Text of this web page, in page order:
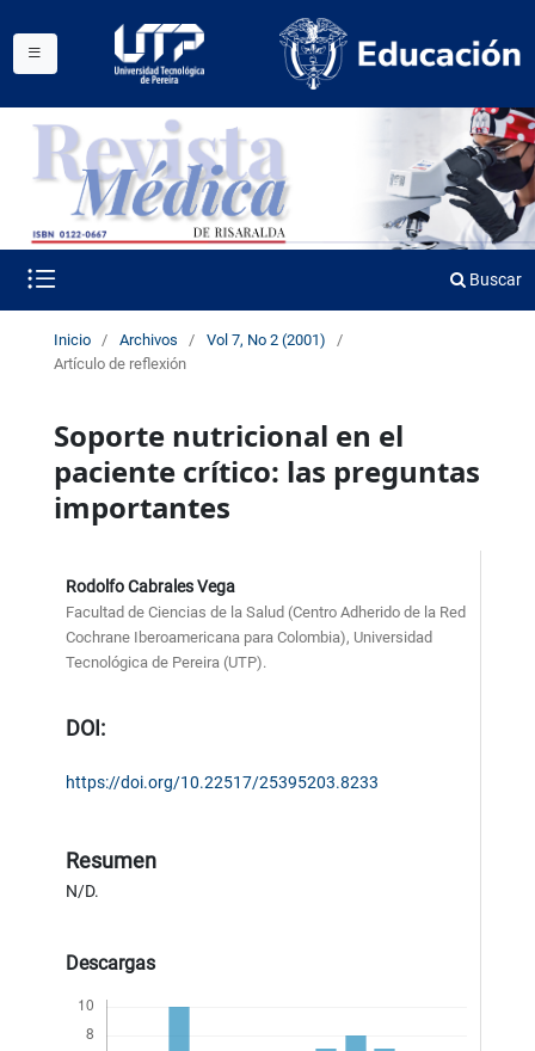
Buscar
Inicio / Archivos / Vol 7, No 2 (2001)
/
Artículo de reflexión
Soporte nutricional en el
paciente crítico: las preguntas
importantes
Rodolfo Cabrales Vega
Facultad de Ciencias de la Salud (Centro Adherido de la Red
Cochrane Iberoamericana para Colombia), Universidad
Tecnológica de Pereira (UTP).
DOI:
https://doi.org/10.22517/25395203.8233
Resumen
N/D.
Descargas